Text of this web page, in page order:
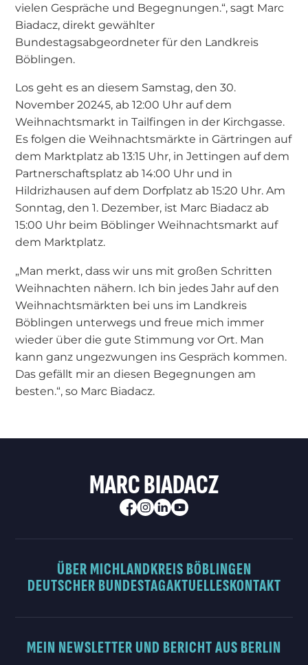
vielen Gespräche und Begegnungen.“, sagt Marc
Biadacz, direkt gewählter
Bundestagsabgeordneter für den Landkreis
Böblingen.
Los geht es an diesem Samstag, den 30.
November 20245, ab 12:00 Uhr auf dem
Weihnachtsmarkt in Tailfingen in der Kirchgasse.
Es folgen die Weihnachtsmärkte in Gärtringen auf
dem Marktplatz ab 13:15 Uhr, in Jettingen auf dem
Partnerschaftsplatz ab 14:00 Uhr und in
Hildrizhausen auf dem Dorfplatz ab 15:20 Uhr. Am
Sonntag, den 1. Dezember, ist Marc Biadacz ab
15:00 Uhr beim Böblinger Weihnachtsmarkt auf
dem Marktplatz.
„Man merkt, dass wir uns mit großen Schritten
Weihnachten nähern. Ich bin jedes Jahr auf den
Weihnachtsmärkten bei uns im Landkreis
Böblingen unterwegs und freue mich immer
wieder über die gute Stimmung vor Ort. Man
kann ganz ungezwungen ins Gespräch kommen.
Das gefällt mir an diesen Begegnungen am
besten.“, so Marc Biadacz.
MARC BIADACZ
ÜBER MICHLANDKREIS BÖBLINGEN
DEUTSCHER BUNDESTAGAKTUELLESKONTAKT
MEIN NEWSLETTER UND BERICHT AUS BERLIN